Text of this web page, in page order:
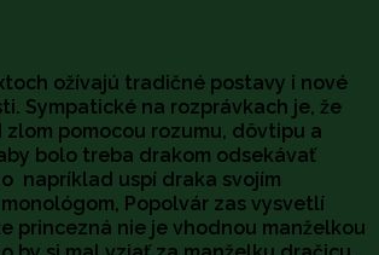
ožívajú tradičné postavy i nové
Sympatické na rozprávkach je, že
pomocou rozumu, dôvtipu a
bolo treba drakom odsekávať
napríklad uspí draka svojím
Popolvár zas vysvetlí
princezná nie je vhodnou manželkou